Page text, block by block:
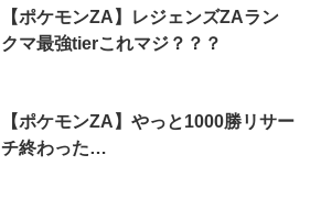
【ポケモンZA】レジェンズZAラン
クマ最強tierこれマジ？？？
【ポケモンZA】やっと1000勝リサー
チ終わった…